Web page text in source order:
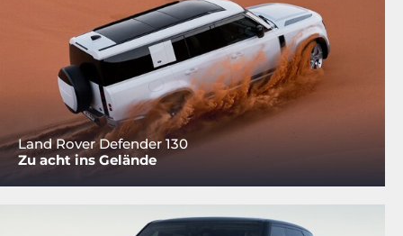
Land Rover Defender 130
Zu acht ins Gelände